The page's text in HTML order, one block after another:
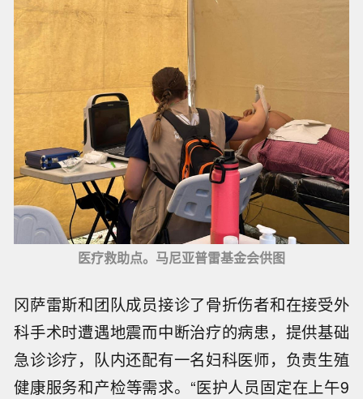
医疗救助点。马尼亚普雷基金会供图
冈萨雷斯和团队成员接诊了骨折伤者和在接受外
科手术时遭遇地震而中断治疗的病患，提供基础
急诊诊疗，队内还配有一名妇科医师，负责生殖
健康服务和产检等需求。“医护人员固定在上午9